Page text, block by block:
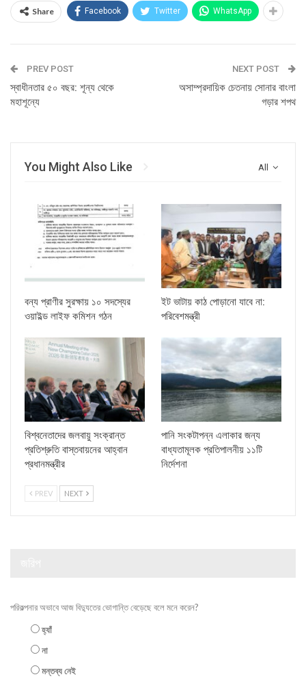
Share Facebook Twitter WhatsApp
PREV POST
স্বাধীনতার ৫০ বছর: শূন্য থেকে
মহাশূন্যে
NEXT POST
অসাম্প্রদায়িক চেতনায় সোনার বাংলা
গড়ার শপথ
All
You Might Also Like
বন্য প্রাণীর সুরক্ষায় ১০ সদস্যের
ওয়াইল্ড লাইফ কমিশন গঠন
ইট ভাটায় কাঠ পোড়ানো যাবে না:
পরিবেশমন্ত্রী
বিশ্বনেতাদের জলবায়ু সংক্রান্ত
প্রতিশ্রুতি বাস্তবায়নের আহ্বান
প্রধানমন্ত্রীর
পানি সংকটাপন্ন এলাকার জন্য
বাধ্যতামূলক প্রতিপালনীয় ১১টি
নির্দেশনা
PREV NEXT
পরিকল্পনার অভাবে আজ বিদ্যুতের ভোগান্তি বেড়েছে বলে মনে করেন?
হ্যাঁ
না
মন্তব্য নেই